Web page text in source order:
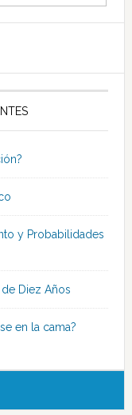
y Probabilidades
Diez Años
en la cama?